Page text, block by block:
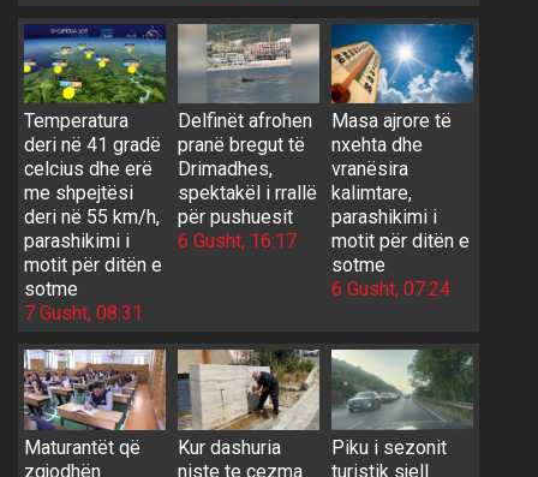
Temperatura
deri në 41 gradë
celcius dhe erë
me shpejtësi
deri në 55 km/h,
parashikimi i
motit për ditën e
sotme
7 Gusht, 08:31
Delfinët afrohen
pranë bregut të
Drimadhes,
spektakël i rrallë
për pushuesit
6 Gusht, 16:17
Masa ajrore të
nxehta dhe
vranësira
kalimtare,
parashikimi i
motit për ditën e
sotme
6 Gusht, 07:24
Maturantët që
zgjodhën
Kur dashuria
niste te çezma
Piku i sezonit
turistik sjell